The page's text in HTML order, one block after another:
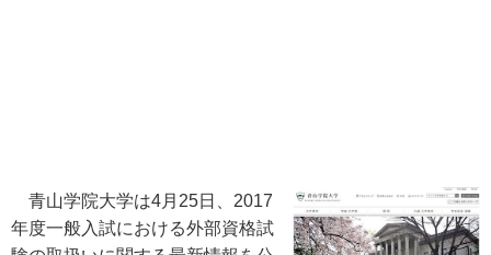
青山学院大学は4月25日、2017
年度一般入試における外部資格試